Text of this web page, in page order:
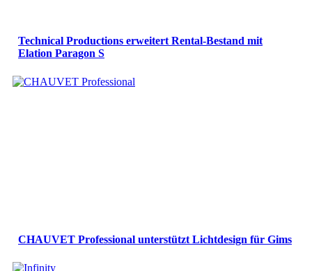
Technical Productions erweitert Rental-Bestand mit
Elation Paragon S
CHAUVET Professional unterstützt Lichtdesign für Gims